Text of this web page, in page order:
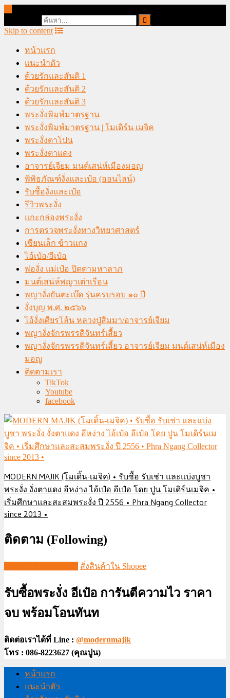
Skip to content
หน้าแรก
แนะนำตัว
ด้วยรักและสันติ 1
ด้วยรักและสันติ 2
ด้วยรักและสันติ 3
พระงั่งพิมพ์มาตรฐาน
พระงั่งพิมพ์มาตรฐาน | โมเดิร์น เมจิค
พระงั่งตาโปน
พระงั่งตาแดง
อาจารย์เจียม มนต์เสน่ห์เมืองมอญ
พิพิธภัณฑ์งั่งและเป๋อ (ออนไลน์)
รับซื้องั่งและเป๋อ
รีวิวพระงั่ง
แกะกล่องพระงั่ง
การตรวจพระงั่งทางวิทยาศาสตร์
เซียนเล็ก ข้าวแกง
ไอ้เป๋อ/อีเป๋อ
พ่องั่ง แม่เป๋อ ปิดตามหาลาภ
มนต์เสน่ห์พญาเต่าเรือน
พญางั่งยันตะเบ๊ด รุ่นครบรอบ ๑๐ ปี
งั่งบุญ พ.ศ. ๒๕๖๖
ไอ้งั่งเศียรโล้น หลวงปู่สิมมา/อาจารย์เจียม
พญางั่งจักรพรรดิจันทร์เสี้ยว
พญางั่งจักรพรรดิจันทร์เสี้ยว อาจารย์เจียม มนต์เสน่ห์เมือง
มอญ
ติดตามเรา
TikTok
Youtube
facebook
MODERN MAJIK (โมเดิ้น-เมจิค) • รับซื้อ รับเช่า และแบ่งบูชา
พระงั่ง งั่งตาแดง อีหง่าง ไอ้เป๋อ อีเป๋อ โดย ปูน โมเดิร์นเมจิค •
เริ่มศึกษาและสะสมพระงั่ง ปี 2556 • Phra Ngang Collector
since 2013 •
ติดตาม (Following)
สั่งสินค้าใน Shopee
รับซื้อพระงั่ง อีเป๋อ การันตีความไว ราคา
จบ พร้อมโอนทันท
ติดต่อเราได้ที่ Line : @modernmajik
โทร : 086-8223627 (คุณปูน)
หน้าแรก
แนะนำตัว